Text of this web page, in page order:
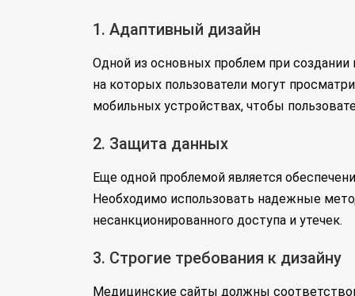
1. Адаптивный дизайн
Одной из основных проблем при
на которых пользователи могут
мобильных устройствах, чтобы
2. Защита данных
Еще одной проблемой является
Необходимо использовать надежные
несанкционированного доступа и утечек.
3. Строгие требования к дизайну
Медицинские сайты должны